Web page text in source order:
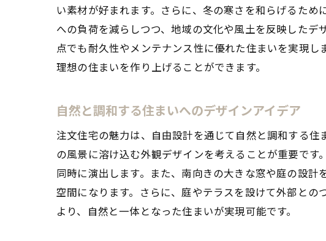
自由設計
デザイン
注文住宅
設計士と
施工業者
ライフス
最新技術
自由設計
い素材が好まれます。さらに、冬の寒さを和らげるた
への負荷を減らしつつ、地域の文化や風土を反映した
点でも耐久性やメンテナンス性に優れた住まいを実現
理想の住まいを作り上げることができます。
自然と調和する住まいへのデザインアイデア
注文住宅の魅力は、自由設計を通じて自然と調和する
の風景に溶け込む外観デザインを考えることが重要で
同時に演出します。また、南向きの大きな窓や庭の設
空間になります。さらに、庭やテラスを設けて外部と
より、自然と一体となった住まいが実現可能です。